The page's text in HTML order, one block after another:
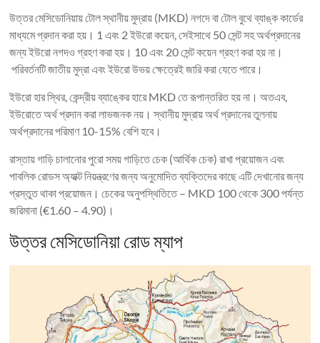
উত্তর মেসিডোনিয়ায় টোল স্থানীয় মুদ্রায় (MKD) নগদে বা টোল বুথে ব্যাঙ্ক কার্ডের
মাধ্যমে প্রদান করা হয়। 1 এবং 2 ইউরো কয়েন, সেইসাথে 50 সেন্ট সহ অর্থপ্রদানের
জন্য ইউরো নগদও গ্রহণ করা হয়। 10 এবং 20 সেন্ট কয়েন গ্রহণ করা হয় না।
পরিবর্তনটি জাতীয় মুদ্রা এবং ইউরো উভয় ক্ষেত্রেই জারি করা যেতে পারে।
ইউরো হার স্থির, কেন্দ্রীয় ব্যাঙ্কের হারে MKD তে রূপান্তরিত হয় না। অতএব,
ইউরোতে অর্থ প্রদান করা লাভজনক নয়। স্থানীয় মুদ্রায় অর্থ প্রদানের তুলনায়
অর্থপ্রদানের পরিমাণ 10-15% বেশি হবে।
রাস্তায় গাড়ি চালানোর পুরো সময় গাড়িতে চেক (আর্থিক চেক) রাখা প্রয়োজন এবং
পাবলিক রোডস অ্যাক্ট নিয়ন্ত্রণের জন্য অনুমোদিত ব্যক্তিদের কাছে এটি দেখানোর জন্য
প্রস্তুত থাকা প্রয়োজন। চেকের অনুপস্থিতিতে – MKD 100 থেকে 300 পর্যন্ত
জরিমানা (€1.60 – 4.90)।
উত্তর মেসিডোনিয়া রোড ম্যাপ